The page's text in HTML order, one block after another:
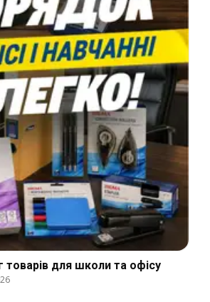
товарів для школи та офісу